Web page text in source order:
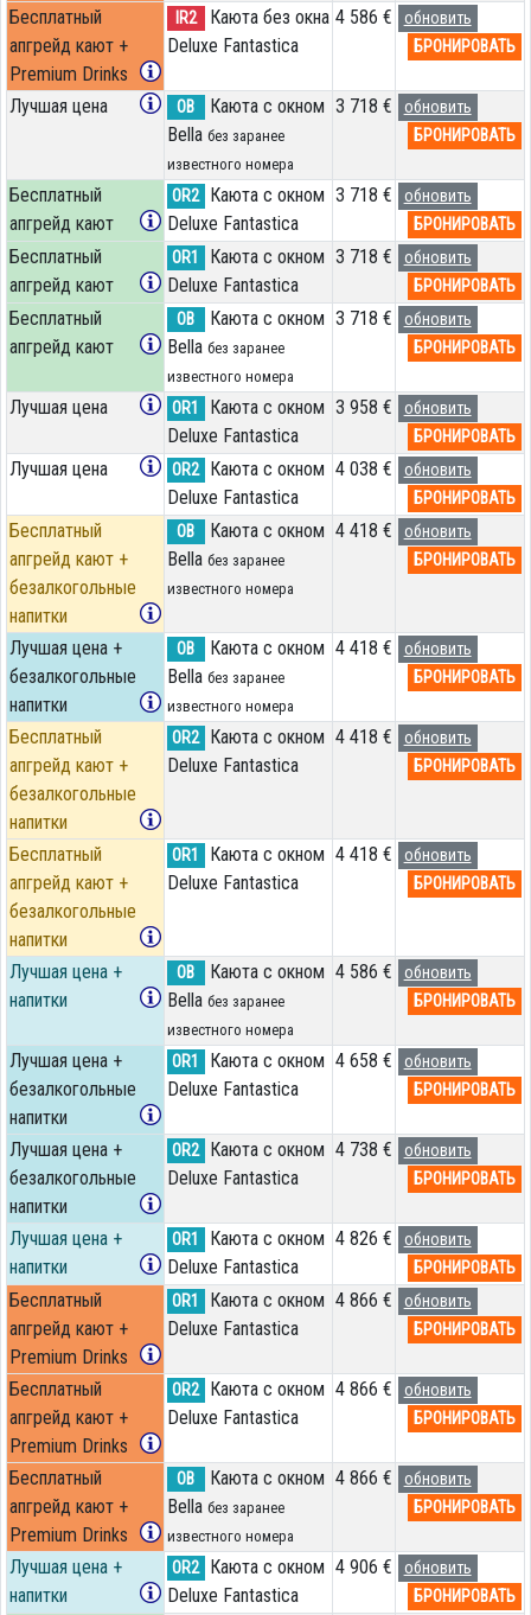
Бесплатный
апгрейд кают +
Premium Drinks
IR2
Каюта без окна
Deluxe Fantastica
4 586 €
обновить
БРОНИРОВАТЬ
Лучшая цена OB
Каюта с окном
Bella без заранее
известного номера
3 718 €
обновить
БРОНИРОВАТЬ
Бесплатный
апгрейд кают
OR2
Каюта с окном
Deluxe Fantastica
3 718 €
обновить
БРОНИРОВАТЬ
Бесплатный
апгрейд кают
OR1
Каюта с окном
Deluxe Fantastica
3 718 €
обновить
БРОНИРОВАТЬ
Бесплатный
апгрейд кают
OB
Каюта с окном
Bella без заранее
известного номера
3 718 €
обновить
БРОНИРОВАТЬ
Лучшая цена OR1
Каюта с окном
Deluxe Fantastica
3 958 €
обновить
БРОНИРОВАТЬ
Лучшая цена OR2
Каюта с окном
Deluxe Fantastica
4 038 €
обновить
БРОНИРОВАТЬ
Бесплатный
апгрейд кают +
безалкогольные
напитки
OB
Каюта с окном
Bella без заранее
известного номера
4 418 €
обновить
БРОНИРОВАТЬ
Лучшая цена +
безалкогольные
напитки
OB
Каюта с окном
Bella без заранее
известного номера
4 418 €
обновить
БРОНИРОВАТЬ
Бесплатный
апгрейд кают +
безалкогольные
напитки
OR2
Каюта с окном
Deluxe Fantastica
4 418 €
обновить
БРОНИРОВАТЬ
Бесплатный
апгрейд кают +
безалкогольные
напитки
OR1
Каюта с окном
Deluxe Fantastica
4 418 €
обновить
БРОНИРОВАТЬ
Лучшая цена +
напитки
OB
Каюта с окном
Bella без заранее
известного номера
4 586 €
обновить
БРОНИРОВАТЬ
Лучшая цена +
безалкогольные
напитки
OR1
Каюта с окном
Deluxe Fantastica
4 658 €
обновить
БРОНИРОВАТЬ
Лучшая цена +
безалкогольные
напитки
OR2
Каюта с окном
Deluxe Fantastica
4 738 €
обновить
БРОНИРОВАТЬ
Лучшая цена +
напитки
OR1
Каюта с окном
Deluxe Fantastica
4 826 €
обновить
БРОНИРОВАТЬ
Бесплатный
апгрейд кают +
Premium Drinks
OR1
Каюта с окном
Deluxe Fantastica
4 866 €
обновить
БРОНИРОВАТЬ
Бесплатный
апгрейд кают +
Premium Drinks
OR2
Каюта с окном
Deluxe Fantastica
4 866 €
обновить
БРОНИРОВАТЬ
Бесплатный
апгрейд кают +
Premium Drinks
OB
Каюта с окном
Bella без заранее
известного номера
4 866 €
обновить
БРОНИРОВАТЬ
Лучшая цена +
напитки
OR2
Каюта с окном
Deluxe Fantastica
4 906 €
обновить
БРОНИРОВАТЬ